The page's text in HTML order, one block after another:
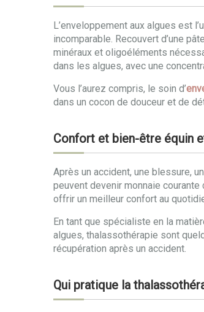
L’enveloppement aux algues est
incomparable. Recouvert d’une
minéraux et oligoéléments
dans les algues, avec une
Vous l’aurez compris, le soin d’
dans un cocon de douceur et de
Confort et bien-être équin
Après un accident, une blessure,
peuvent devenir monnaie
offrir un meilleur confort au
En tant que spécialiste en la
algues, thalassothérapie sont
récupération après un accident.
Qui pratique la